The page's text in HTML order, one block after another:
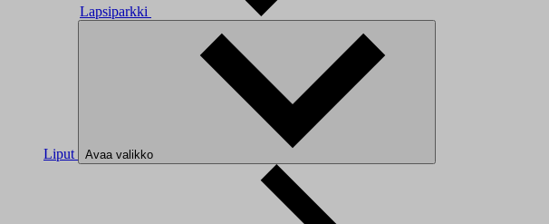
Lapsiparkki
Liput Avaa valikko